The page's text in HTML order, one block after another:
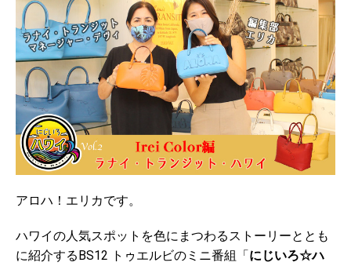
アロハ！エリカです。
ハワイの人気スポットを色にまつわるストーリーととも
に紹介するBS12 トゥエルビのミニ番組「にじいろ☆ハ